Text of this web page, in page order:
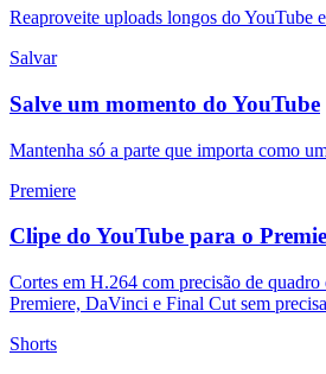
Reaproveite uploads longos do YouTube
Salvar
Salve um momento do YouTube
Mantenha só a parte que importa como
Premiere
Clipe do YouTube para o
Cortes em H.264 com precisão de
Premiere, DaVinci e Final Cut sem
Shorts